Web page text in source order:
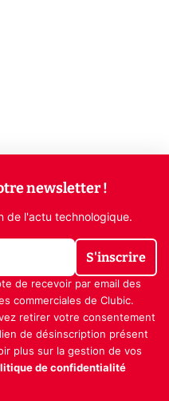
newsletter !
de l'actu technologique.
S'inscrire
de recevoir par email des
commerciales de Clubic.
retirer votre consentement
de désinscription présent
plus sur la gestion de vos
de confidentialité